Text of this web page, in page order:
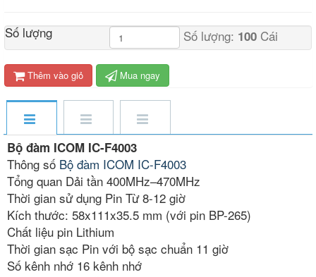
Số lượng Số lượng: 100Cái
Thêm vào giỏ Mua ngay
Bộ đàm ICOM IC-F4003
Thông số Bộ đàm ICOM IC-F4003
Tổng quan Dải tần 400MHz–470MHz
Thời gian sử dụng Pin Từ 8-12 giờ
Kích thước: 58x111x35.5 mm (với pin BP-265)
Chất liệu pin Lithium
Thời gian sạc Pin với bộ sạc chuẩn 11 giờ
Số kênh nhớ 16 kênh nhớ